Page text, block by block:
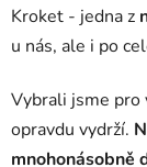
Kroket - jedna z
u nás, ale i po
Vybrali jsme pro
opravdu vydrží.
mnohonásobně